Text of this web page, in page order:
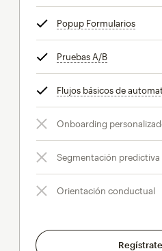
Popup Formulariosinfo
Pruebas A/Binfo
Flujos básicos de
Onboarding
Segmentación predictiva
Orientación conductual